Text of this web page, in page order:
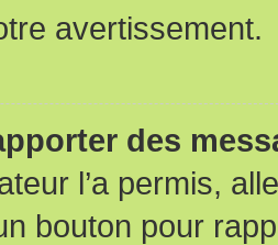
avertissement.
des
l’a permis,
bouton pour